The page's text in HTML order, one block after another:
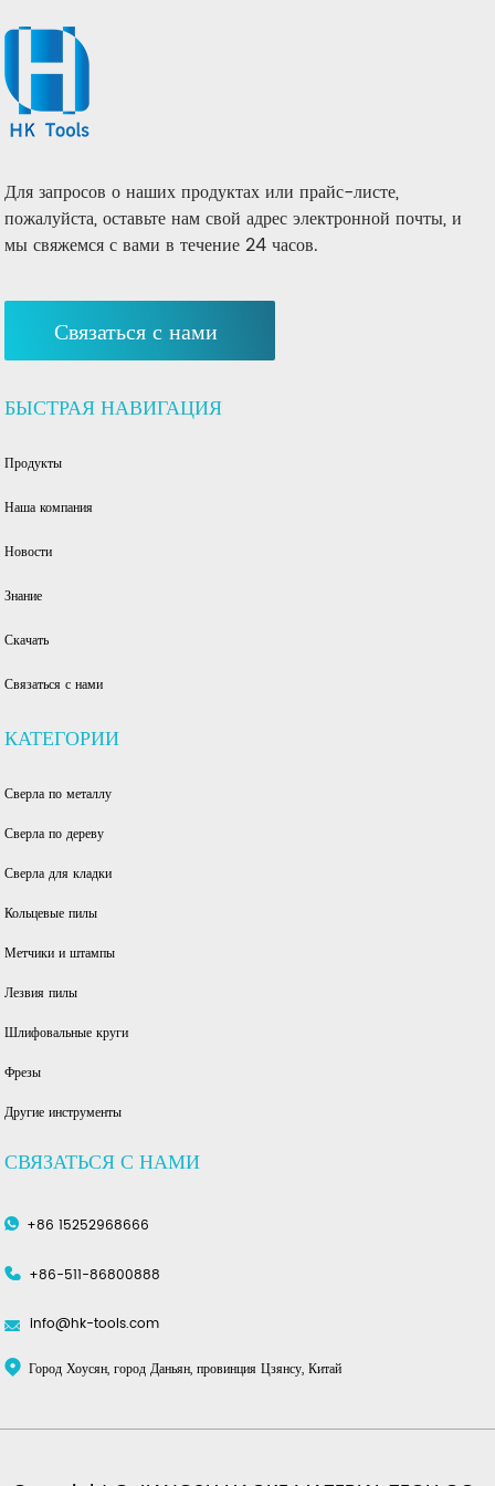
Для запросов о наших продуктах или прайс-листе,
пожалуйста, оставьте нам свой адрес электронной почты, и
мы свяжемся с вами в течение 24 часов.
Связаться с нами
БЫСТРАЯ НАВИГАЦИЯ
Продукты
Наша компания
Новости
Знание
Скачать
Связаться с нами
КАТЕГОРИИ
Сверла по металлу
Сверла по дереву
Сверла для кладки
Кольцевые пилы
Метчики и штампы
Лезвия пилы
Шлифовальные круги
Фрезы
Другие инструменты
СВЯЗАТЬСЯ С НАМИ
+86 15252968666
+86-511-86800888
info@hk-tools.com
Город Хоусян, город Даньян, провинция Цзянсу, Китай